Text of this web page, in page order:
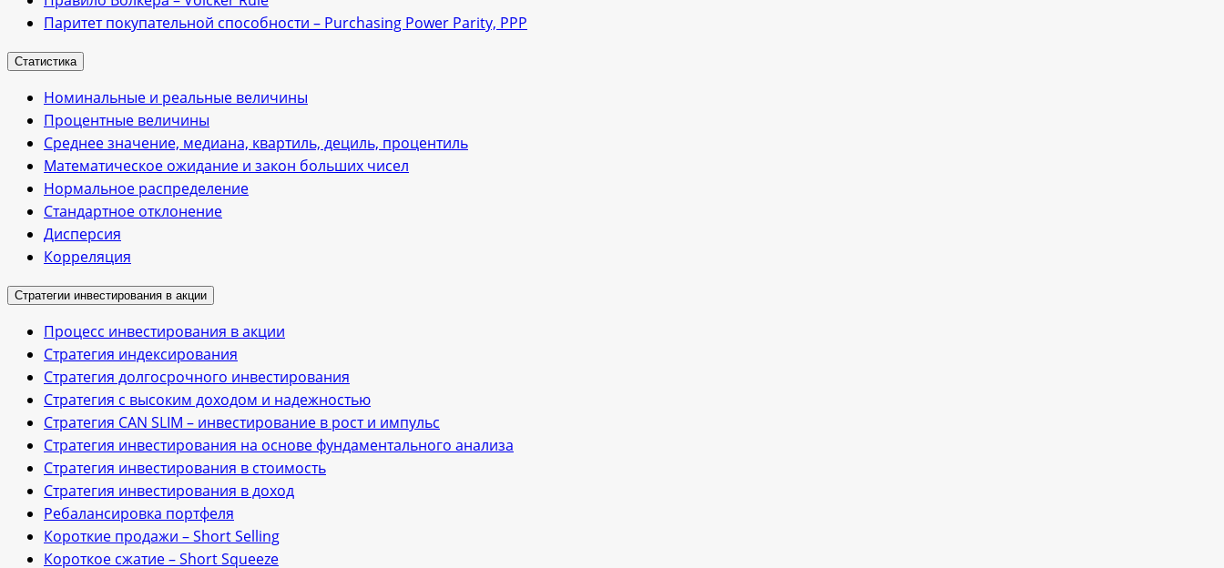
Паритет покупательной способности – Purchasing Power Parity, PPP
Статистика
Номинальные и реальные величины
Процентные величины
Среднее значение, медиана, квартиль, дециль, процентиль
Математическое ожидание и закон больших чисел
Нормальное распределение
Стандартное отклонение
Дисперсия
Корреляция
Стратегии инвестирования в акции
Процесс инвестирования в акции
Стратегия индексирования
Стратегия долгосрочного инвестирования
Стратегия с высоким доходом и надежностью
Стратегия CAN SLIM – инвестирование в рост и импульс
Стратегия инвестирования на основе фундаментального анализа
Стратегия инвестирования в стоимость
Стратегия инвестирования в доход
Ребалансировка портфеля
Короткие продажи – Short Selling
Короткое сжатие – Short Squeeze